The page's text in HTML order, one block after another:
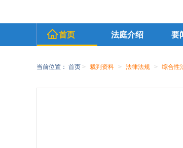
首页 法庭介绍 要
当前位置： 首页 > 裁判资料 > 法律法规 > 综合性